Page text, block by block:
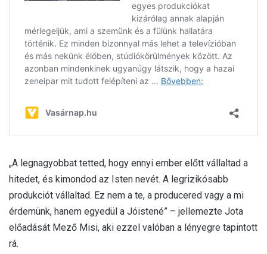
„A legnagyobbat tetted, hogy ennyi ember előtt vállaltad a
hitedet, és kimondod az Isten nevét. A legrizikósabb
produkciót vállaltad. Ez nem a te, a producered vagy a mi
érdemünk, hanem egyedül a Jóistené” – jellemezte Jota
előadását Mező Misi, aki ezzel valóban a lényegre tapintott
rá.